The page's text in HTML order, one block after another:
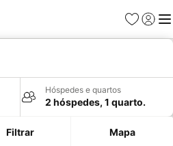
Favoritos
Iniciar
Hóspedes e quartos
2 hóspedes, 1 quarto.
Filtrar Mapa